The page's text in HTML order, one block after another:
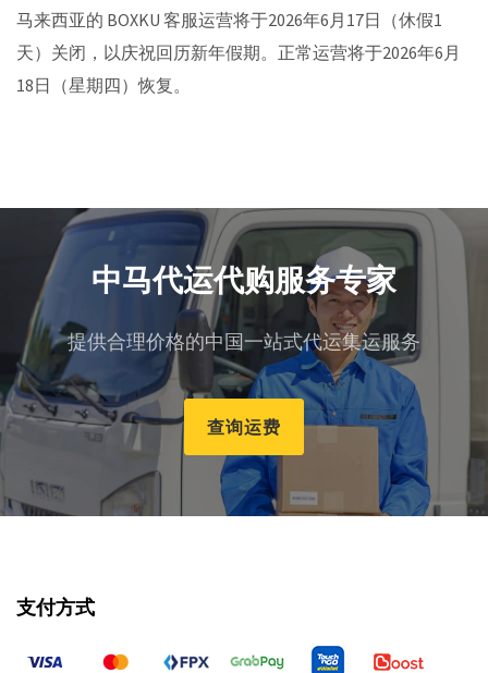
马来西亚的 BOXKU 客服运营将于2026年6月17日（休假1
天）关闭，以庆祝回历新年假期。正常运营将于2026年6月
18日（星期四）恢复。
中马代运代购服务专家
提供合理价格的中国一站式代运集运服务
查询运费
支付方式